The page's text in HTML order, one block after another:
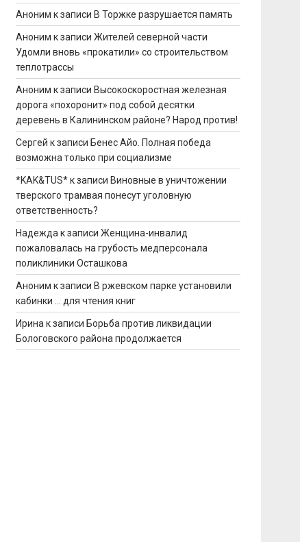
Аноним к записи В Торжке разрушается память
Аноним к записиЖителей северной части
Удомли вновь «прокатили» со строительством
теплотрассы
Аноним к записи Высокоскоростная железная
дорога «похоронит» под собой десятки
деревень в Калининском районе? Народ против!
Сергей к записи Бенес Айо. Полная победа
возможна только при социализме
*KAK&TUS*к записи Виновные в уничтожении
тверского трамвая понесут уголовную
ответственность?
Надежда к записиЖенщина-инвалид
пожаловалась на грубость медперсонала
поликлиники Осташкова
Аноним к записи В ржевском парке установили
кабинки … для чтения книг
Ирина к записи Борьба против ликвидации
Бологовского района продолжается